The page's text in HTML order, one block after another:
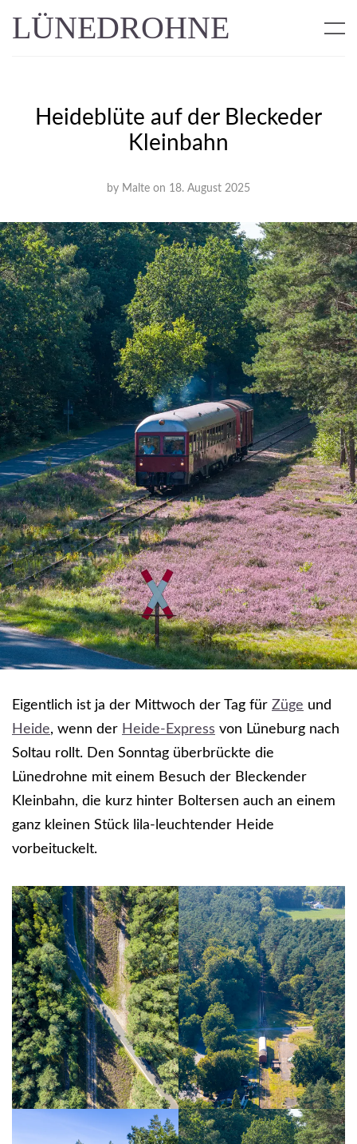
LÜNEDROHNE
Heideblüte auf der Bleckeder
Kleinbahn
by Malte on 18. August 2025
Eigentlich ist ja der Mittwoch der Tag für Züge und
Heide, wenn der Heide-Express von Lüneburg nach
Soltau rollt. Den Sonntag überbrückte die
Lünedrohne mit einem Besuch der Bleckender
Kleinbahn, die kurz hinter Boltersen auch an einem
ganz kleinen Stück lila-leuchtender Heide
vorbeituckelt.